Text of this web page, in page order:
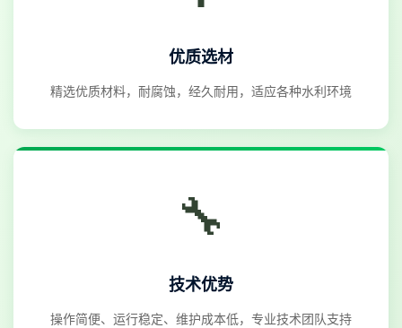
优质选材
精选优质材料，耐腐蚀，经久耐用，适应各种水利环境
🔧
技术优势
操作简便、运行稳定、维护成本低，专业技术团队支持